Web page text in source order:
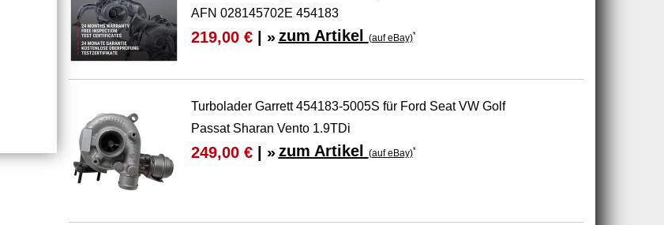
AFN 028145702E 454183
219,00 €| » zum Artikel (auf eBay)*
Turbolader Garrett 454183-5005S für Ford Seat VW Golf
Passat Sharan Vento 1.9TDi
249,00 €| » zum Artikel (auf eBay)*